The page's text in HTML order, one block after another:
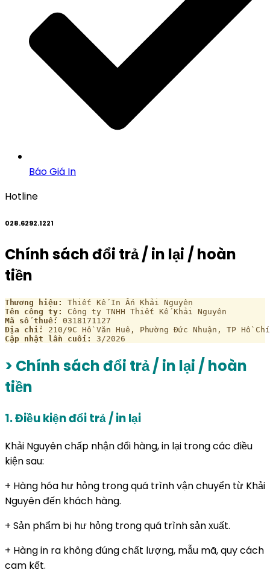
Báo Giá In
Hotline
028.6292.1221
Chính sách đổi trả / in lại / hoàn
tiền
Thương hiệu:
Thiết Kế In Ấn Khải Nguyên
Tên công ty:
Công ty TNHH Thiết Kế Khải Nguyên
Mã số thuế: 0318171127
Địa chỉ:
210/9C Hồ Văn Huê, Phường Đức Nhuận, TP Hồ
Cập nhật lần cuối:
3/2026
> Chính sáchđổi trả / in lại / hoàn
tiền
1. Điều kiện đổi trả / in lại
Khải Nguyên chấp nhận đổi hàng, in lại trong các điều
kiện sau:
+ Hàng hóa hư hỏng trong quá trình vận chuyển từ Khải
Nguyên đến khách hàng.
+ Sản phẩm bị hư hỏng trong quá trình sản xuất.
+ Hàng in ra không đúng chất lượng, mẫu mã, quy cách
cam kết.